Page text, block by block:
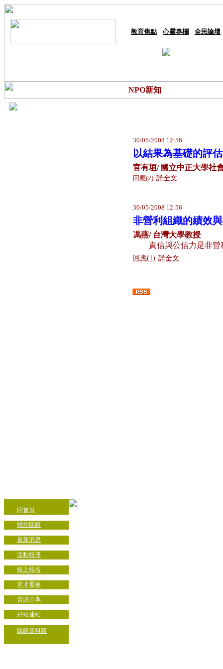
教育焦點 心靈專欄 全民論壇
NPO新知
回首頁
關於回饋
最新消息
活動報導
線上報名
求才看板
資源分享
好站連結
回饋資料庫
30/05/2008 12:56
以結果為基礎的評
官有垣/ 國立中正大學社
回應(2) 詳全文
30/05/2008 12:56
非營利組織的績效
馮燕/ 台灣大學教授
責信與公信力是非營
回應(1) 詳全文